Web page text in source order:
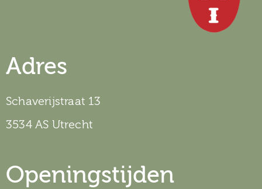
Adres
Schaverijstraat 13
3534 AS Utrecht
Openingstijden